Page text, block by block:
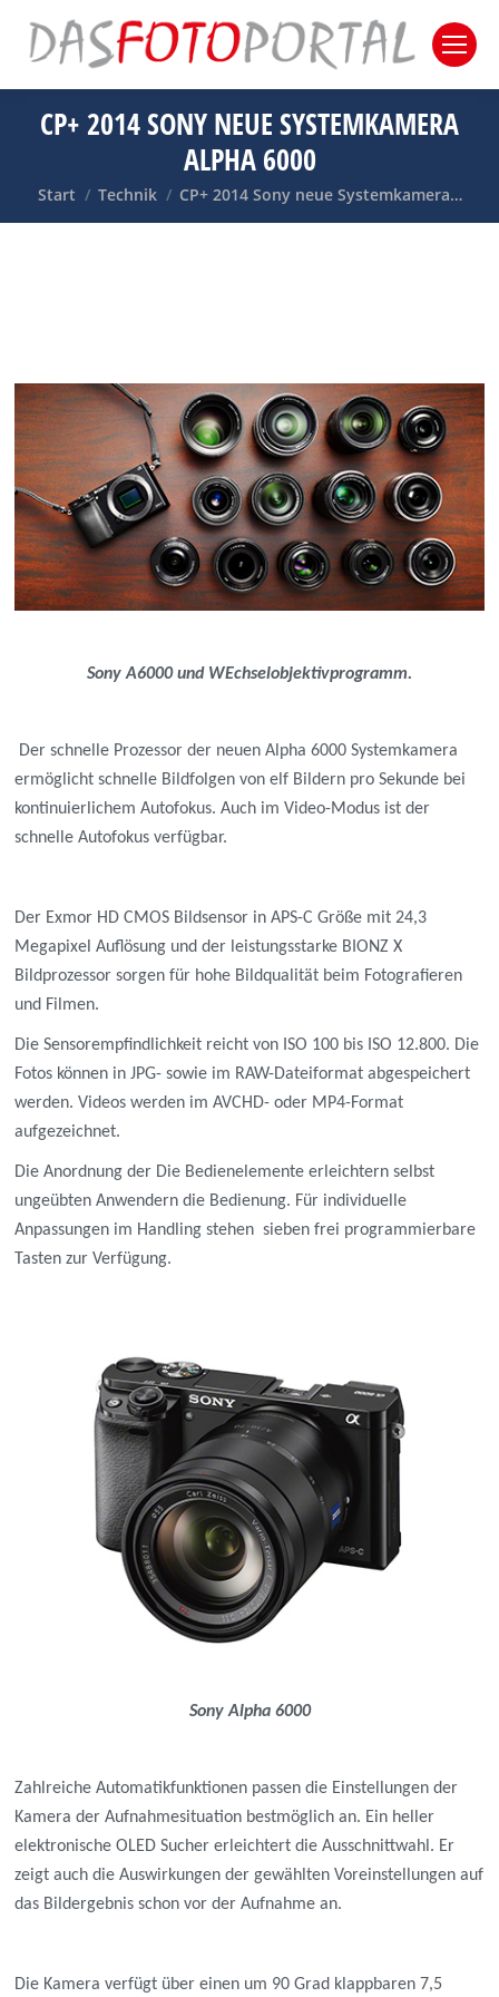
CP+ 2014 SONY NEUE SYSTEMKAMERA
ALPHA 6000
Sie befinden sich hier:
Start Technik CP+ 2014 Sony neue Systemkamera…
Sony A6000 und WEchselobjektivprogramm.
Der schnelle Prozessor der neuen Alpha 6000 Systemkamera
ermöglicht schnelle Bildfolgen von elf Bildern pro Sekunde bei
kontinuierlichem Autofokus. Auch im Video-Modus ist der
schnelle Autofokus verfügbar.
Der Exmor HD CMOS Bildsensor in APS-C Größe mit 24,3
Megapixel Auflösung und der leistungsstarke BIONZ X
Bildprozessor sorgen für hohe Bildqualität beim Fotografieren
und Filmen.
Die Sensorempfindlichkeit reicht von ISO 100 bis ISO 12.800. Die
Fotos können in JPG- sowie im RAW-Dateiformat abgespeichert
werden. Videos werden im AVCHD- oder MP4-Format
aufgezeichnet.
Die Anordnung der Die Bedienelemente erleichtern selbst
ungeübten Anwendern die Bedienung. Für individuelle
Anpassungen im Handling stehen sieben frei programmierbare
Tasten zur Verfügung.
Sony Alpha 6000
Zahlreiche Automatikfunktionen passen die Einstellungen der
Kamera der Aufnahmesituation bestmöglich an. Ein heller
elektronische OLED Sucher erleichtert die Ausschnittwahl. Er
zeigt auch die Auswirkungen der gewählten Voreinstellungen auf
das Bildergebnis schon vor der Aufnahme an.
Die Kamera verfügt über einen um 90 Grad klappbaren 7,5